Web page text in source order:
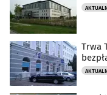
Trwa